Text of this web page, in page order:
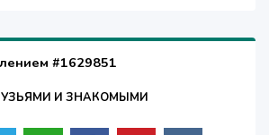
#1629851
И ЗНАКОМЫМИ